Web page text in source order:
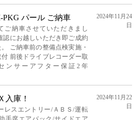
PKG パール ご納車
ご納車させていただきまし
認にお越しいただき即ご成約
ご納車前の整備点検実施・
前後ドライブレコーダー取
ンサーアフター保証2年
2024年11月24
日
入庫！
レスエントリー/ＡＢＳ/運転
2024年11月22
日